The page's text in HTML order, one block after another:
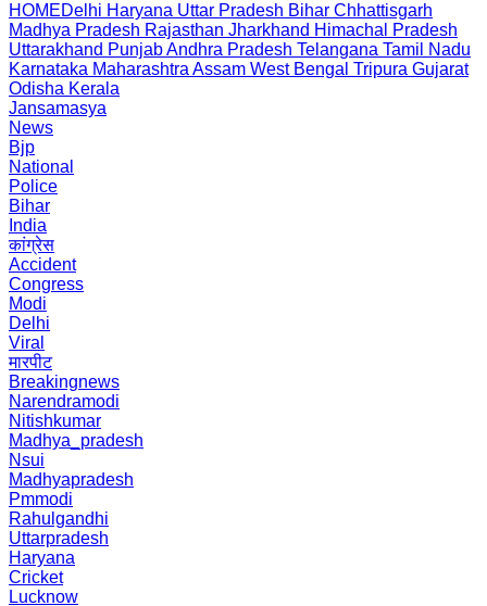
HOMEDelhi Haryana Uttar Pradesh Bihar Chhattisgarh
Madhya Pradesh Rajasthan Jharkhand Himachal Pradesh
Uttarakhand PunjabAndhra Pradesh Telangana Tamil Nadu
Karnataka Maharashtra Assam West Bengal Tripura Gujarat
Odisha Kerala
Jansamasya
News
Bjp
National
Police
Bihar
India
कांग्रेस
Accident
Congress
Modi
Delhi
Viral
मारपीट
Breakingnews
Narendramodi
Nitishkumar
Madhya_pradesh
Nsui
Madhyapradesh
Pmmodi
Rahulgandhi
Uttarpradesh
Haryana
Cricket
Lucknow